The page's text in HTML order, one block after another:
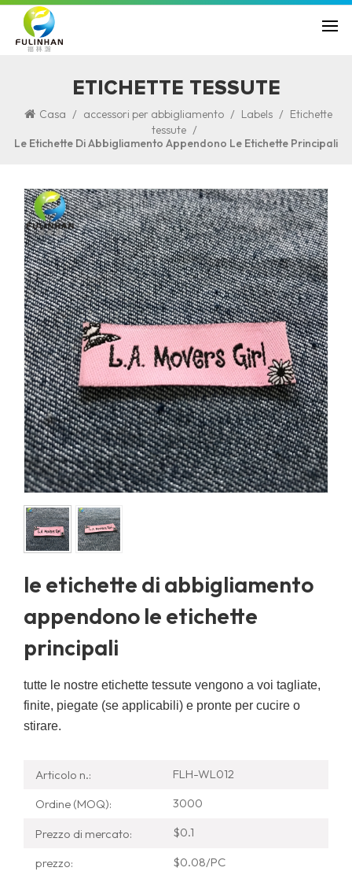
ETICHETTE TESSUTE
Casa / accessori per abbigliamento / Labels / Etichette
tessute /
Le Etichette Di Abbigliamento Appendono Le Etichette Principali
le etichette di abbigliamento
appendono le etichette
principali
tutte le nostre etichette tessute vengono a voi tagliate,
finite, piegate (se applicabili) e pronte per cucire o
stirare.
Articolo n.: FLH-WL012
Ordine (MOQ): 3000
Prezzo di mercato: $0.1
prezzo: $0.08/PC